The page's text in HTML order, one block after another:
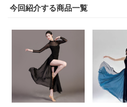
今回紹介する商品一覧